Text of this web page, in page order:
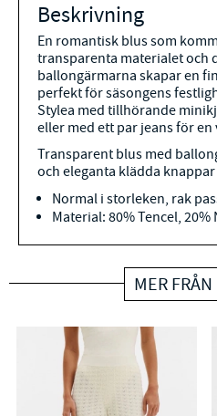
Beskrivning
En romantisk blus som
transparenta materialet och
ballongärmarna skapar en
perfekt för säsongens
Stylea med tillhörande
eller med ett par jeans för en
Transparent blus med
och eleganta klädda
Normal i storleken, rak
Material: 80% Tencel, 20%
MER